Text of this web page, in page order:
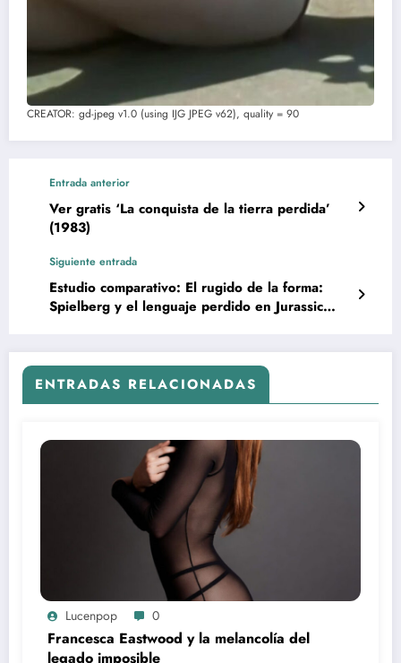
CREATOR: gd-jpeg v1.0 (using IJG JPEG v62), quality = 90
Entrada anterior
Ver gratis ‘La conquista de la tierra perdida’
(1983)
Siguiente entrada
Estudio comparativo: El rugido de la forma:
Spielberg y el lenguaje perdido en Jurassic
ENTRADAS RELACIONADAS
Lucenpop 0
Francesca Eastwood y la melancolía del
legado imposible